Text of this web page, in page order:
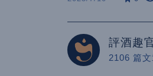
評酒趣
2106 篇文